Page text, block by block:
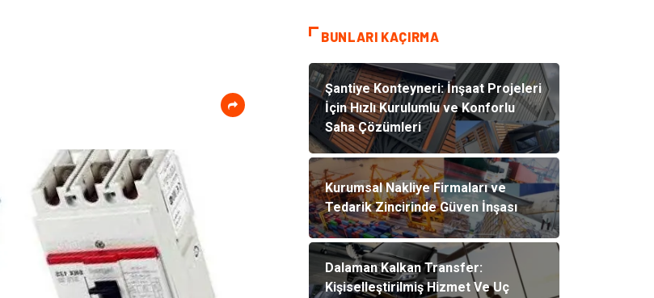
BUNLARI KAÇIRMA
Şantiye Konteyneri: İnşaat Projeleri
İçin Hızlı Kurulumlu ve Konforlu
Saha Çözümleri
Kurumsal Nakliye Firmaları ve
Tedarik Zincirinde Güven İnşası
Dalaman Kalkan Transfer:
Kişiselleştirilmiş Hizmet Ve Uç